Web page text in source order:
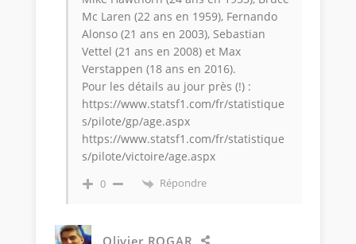
Mc Laren (22 ans en 1959), Fernando
Alonso (21 ans en 2003), Sebastian
Vettel (21 ans en 2008) et Max
Verstappen (18 ans en 2016).
Pour les détails au jour près (!) :
https://www.statsf1.com/fr/statistique
s/pilote/gp/age.aspx
https://www.statsf1.com/fr/statistique
s/pilote/victoire/age.aspx
0 Répondre
Olivier ROGAR